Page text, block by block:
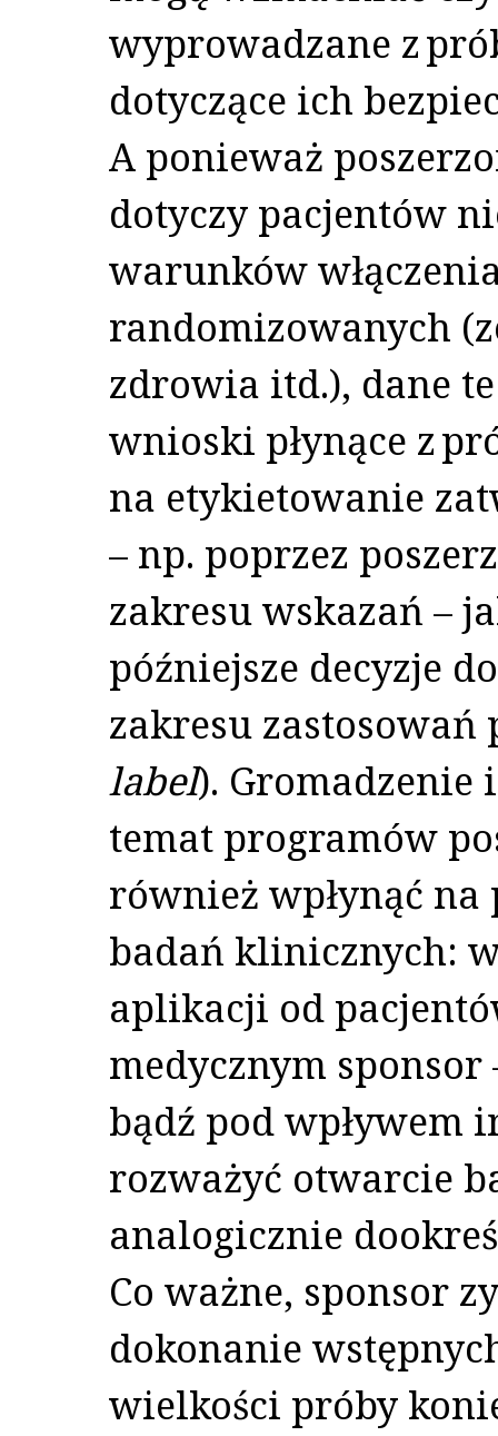
wyprowadzane z
dotyczące ich
A ponieważ
dotyczy pacjentów
warunków
randomizowanych
zdrowia itd.), dane
wnioski płynące z
na etykietowanie
– np. poprzez
zakresu wskazań –
późniejsze decyzje
zakresu zastosowań
label).
temat programów
również wpłynąć
badań klinicznych:
aplikacji od
medycznym sponsor
bądź pod wpływem
rozważyć otwarcie
analogicznie
Co ważne, sponsor
dokonanie
wielkości próby